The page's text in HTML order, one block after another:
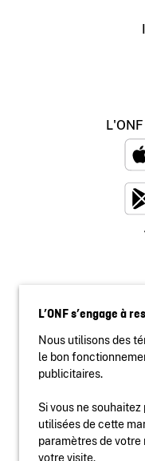
L’ONF s’engage à
Nous utilisons des
le bon
publicitaires.
Si vous ne
utilisées de cette
paramètres de
votre visite.